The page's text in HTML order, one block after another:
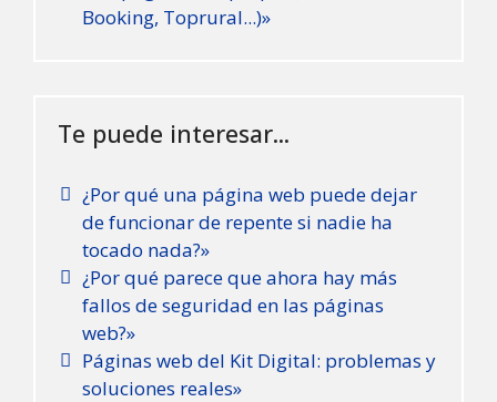
Booking, Toprural...)»
Te puede interesar...
¿Por qué una página web puede dejar
de funcionar de repente si nadie ha
tocado nada?»
¿Por qué parece que ahora hay más
fallos de seguridad en las páginas
web?»
Páginas web del Kit Digital: problemas y
soluciones reales»